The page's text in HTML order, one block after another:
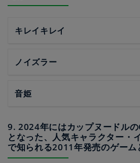
キレイキレイ
ノイズラー
音姫
9. 2024年にはカップヌードル
となった、人気キャラクター・
で知られる2011年発売のゲーム